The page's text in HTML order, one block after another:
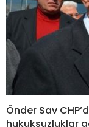
Önder Sav
hukuksuzluklar